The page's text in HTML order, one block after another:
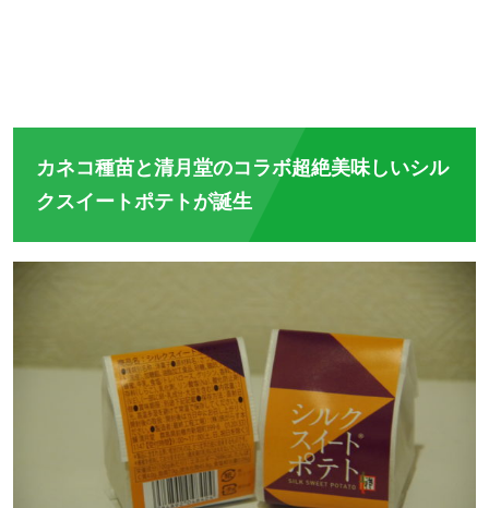
カネコ種苗と清月堂のコラボ超絶美味しいシル
クスイートポテトが誕生